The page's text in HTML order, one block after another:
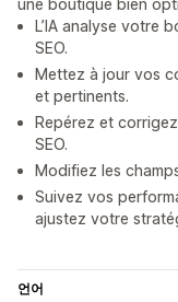
une boutique bien
L’IA analyse votre
SEO.
Mettez à jour vos
et pertinents.
Repérez et
SEO.
Modifiez les
Suivez vos
ajustez votre
언어